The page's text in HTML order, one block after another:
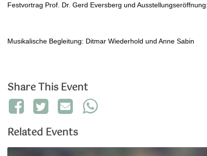
Festvortrag Prof. Dr. Gerd Eversberg und
Musikalische Begleitung: Ditmar Wiederhold und Anne Sabin
Share This Event
Related Events